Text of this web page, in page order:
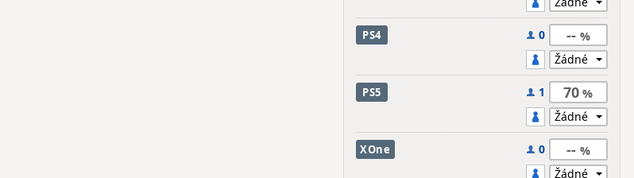
PS4 0 --
PS5 1 70
XOne 0 --